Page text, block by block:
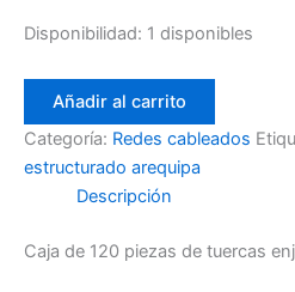
Disponibilidad: 1 disponibles
120
piezas
tuercas
M6
Añadir al carrito
Categoría: Redes cableados
estructurado arequipa
Descripción
Caja de 120 piezas de tuercas